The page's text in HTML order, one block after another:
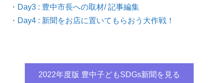
・ Day3 : 豊中市長への取材/ 記事編集
・ Day4 : 新聞をお店に置いてもらおう大作戦！
2022年度版 豊中子どもSDGs新聞を見る